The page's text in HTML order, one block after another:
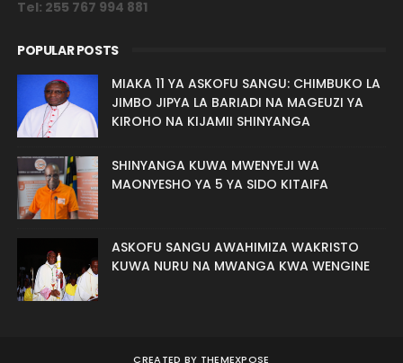
Tel: 255 767 994 881
POPULAR POSTS
MIAKA 11 YA ASKOFU SANGU: CHIMBUKO LA
JIMBO JIPYA LA BARIADI NA MAGEUZI YA
KIROHO NA KIJAMII SHINYANGA
SHINYANGA KUWA MWENYEJI WA
MAONYESHO YA 5 YA SIDO KITAIFA
ASKOFU SANGU AWAHIMIZA WAKRISTO
KUWA NURU NA MWANGA KWA WENGINE
CREATED BY THEMEXPOSE